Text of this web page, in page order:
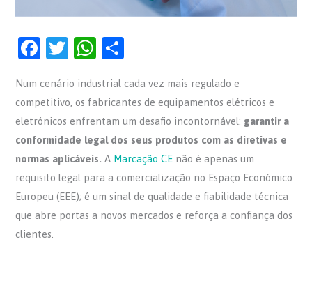
F
c
e
b
o
o
k
T
itt
er
W
at
s
A
p
p
ar
e
Num cenário industrial cada vez mais regulado e
competitivo, os fabricantes de equipamentos elétricos e
eletrónicos enfrentam um desafio incontornável: garantir a
conformidade legal dos seus produtos com as diretivas e
normas aplicáveis. A Marcação CE não é apenas um
requisito legal para a comercialização no Espaço Económico
Europeu (EEE); é um sinal de qualidade e fiabilidade técnica
que abre portas a novos mercados e reforça a confiança dos
clientes.